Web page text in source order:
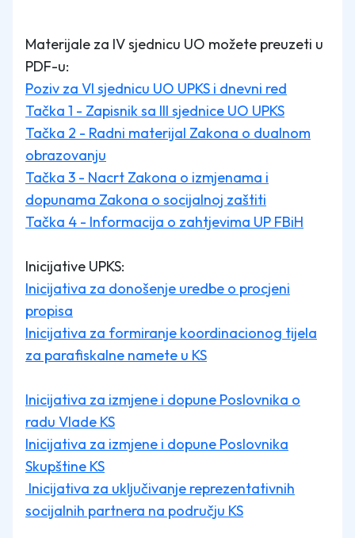
Materijale za IV sjednicu UO možete preuzeti u
PDF-u:
Poziv za VI sjednicu UO UPKS i dnevni red
Tačka 1 - Zapisnik sa III sjednice UO UPKS
Tačka 2 - Radni materijal Zakona o dualnom
obrazovanju
Tačka 3 - Nacrt Zakona o izmjenama i
dopunama Zakona o socijalnoj zaštiti
Tačka 4 - Informacija o zahtjevima UP FBiH
Inicijative UPKS:
Inicijativa za donošenje uredbe o procjeni
propisa
Inicijativa za formiranje koordinacionog tijela
za parafiskalne namete u KS
Inicijativa za izmjene i dopune Poslovnika o
radu Vlade KS
Inicijativa za izmjene i dopune Poslovnika
Skupštine KS
Inicijativa za uključivanje reprezentativnih
socijalnih partnera na području KS